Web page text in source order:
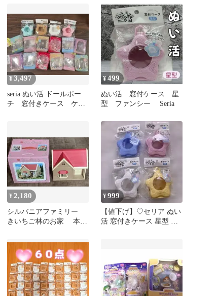
¥3,497
seria ぬい活 ドールポー
チ 窓付きケース ケー
¥499
ぬい活 窓付ケース 星
型 ファンシー Seria
¥ 2,180
シルバニアファミリー
きいちご林のお家 本体
¥999
【値下げ】♡セリア ぬい
活 窓付きケース 星型 ４